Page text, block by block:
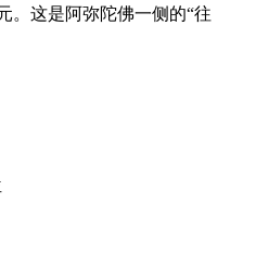
。这是阿弥陀佛一侧的“往